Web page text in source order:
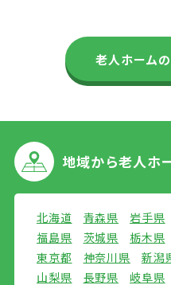
老人ホーム
地域から老人ホ
北海道 青森県 岩手県
福島県
茨城県 栃木県
東京都
神奈川県 新潟
山梨県
長野県 岐阜県